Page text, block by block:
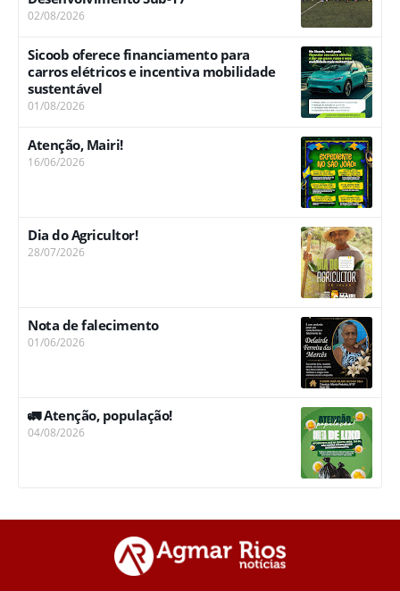
02/08/2026
Sicoob oferece financiamento para
carros elétricos e incentiva mobilidade
sustentável
01/08/2026
Atenção, Mairi!
16/06/2026
Dia do Agricultor!
28/07/2026
Nota de falecimento
01/06/2026
🚛 Atenção, população!
04/08/2026